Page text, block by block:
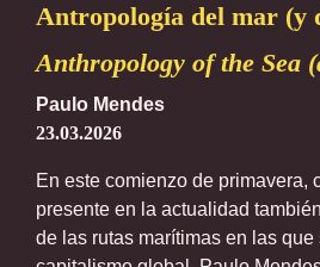
Antropología del mar (y
Anthropology of the Sea
Paulo Mendes
23.03.2026
En este comienzo de primavera,
presente en la actualidad
de las rutas marítimas en las que